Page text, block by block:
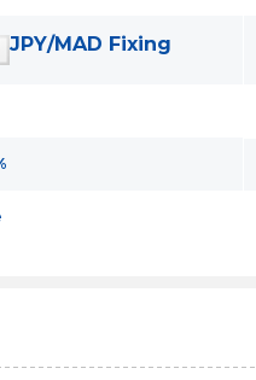
JPY/MAD Fixing